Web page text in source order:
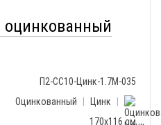
оцинкованный
П2-СС10-Цинк-1.7М-035
Оцинкованный Цинк
170х116 см